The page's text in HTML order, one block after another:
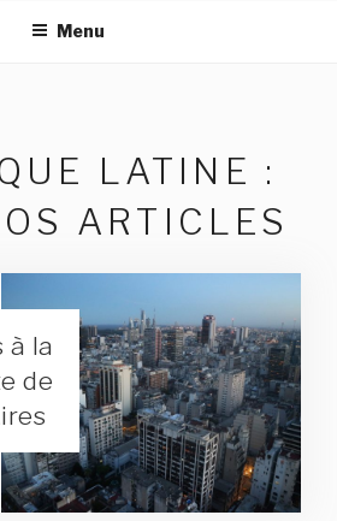
Menu
LATINE :
ARTICLES
à la
de